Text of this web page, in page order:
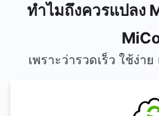
ทำไมถึงควรแปลง
เพราะว่ารวดเร็ว ใช้ง่